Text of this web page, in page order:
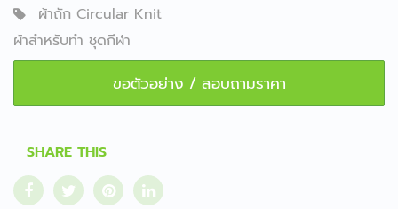
ผ้าถัก Circular Knit
ผ้าสำหรับทำ ชุดกีฬา
ขอตัวอย่าง / สอบถามราคา
SHARE THIS